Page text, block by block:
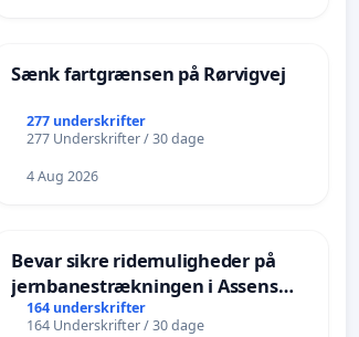
Sænk fartgrænsen på Rørvigvej
277 underskrifter
277 Underskrifter / 30 dage
4 Aug 2026
Bevar sikre ridemuligheder på
jernbanestrækningen i Assens
Kommune
164 underskrifter
164 Underskrifter / 30 dage